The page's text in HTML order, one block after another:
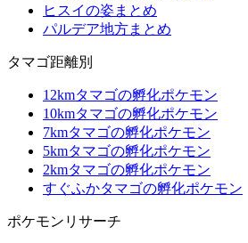
ヒスイの姿まとめ
パルデア地方まとめ
タマゴ距離別
12kmタマゴの孵化ポケモン
10kmタマゴの孵化ポケモン
7kmタマゴの孵化ポケモン
5kmタマゴの孵化ポケモン
2kmタマゴの孵化ポケモン
すぐふかタマゴの孵化ポケモン
ポケモンリサーチ